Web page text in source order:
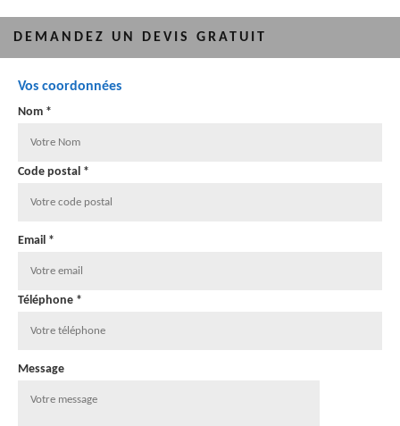
DEMANDEZ UN DEVIS GRATUIT
Vos coordonnées
Nom *
Code postal *
Email *
Téléphone *
Message